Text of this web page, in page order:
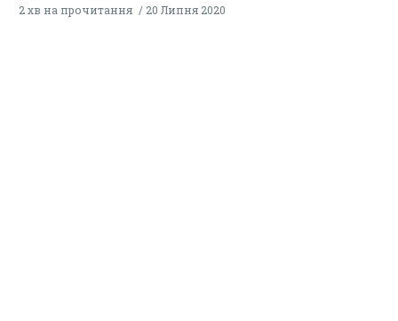
2 хв на прочитання 20 Липня 2020